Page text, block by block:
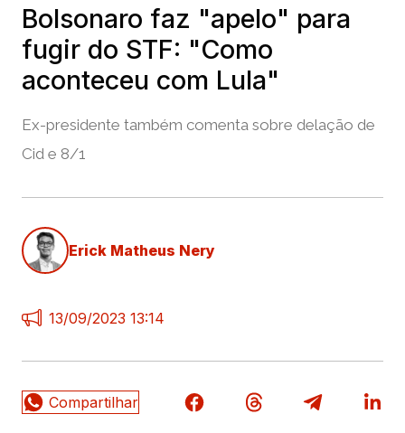
Bolsonaro faz "apelo" para
fugir do STF: "Como
aconteceu com Lula"
Ex-presidente também comenta sobre delação de
Cid e 8/1
Erick Matheus Nery
13/09/2023 13:14